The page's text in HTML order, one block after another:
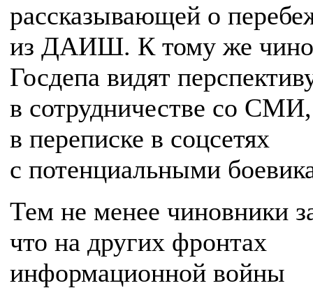
рассказывающей о
из ДАИШ. К тому же
Госдепа видят
в сотрудничестве со
в переписке в соцсетях
с потенциальными
Тем не менее чиновники
что на других фронтах
информационной войны